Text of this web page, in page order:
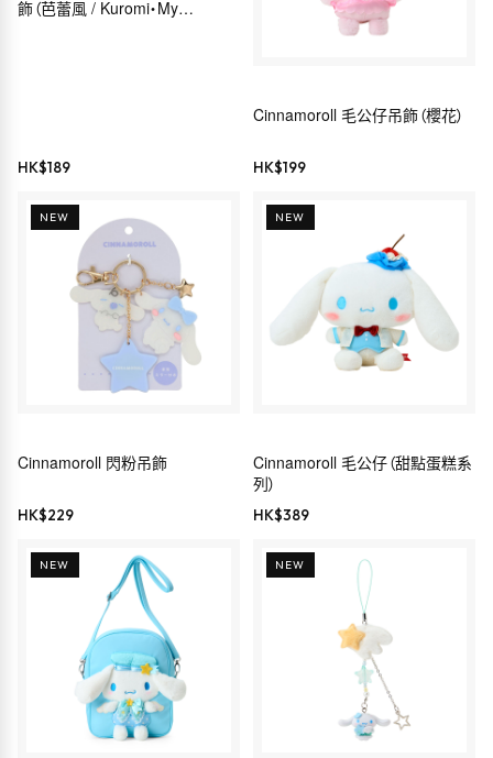
飾（芭蕾風 / Kuromi・My
HK$189
Cinnamoroll 毛公仔吊飾（櫻花）
HK$199
NEW
Cinnamoroll 閃粉吊飾
HK$229
NEW
Cinnamoroll 毛公仔（甜點蛋糕系
列）
HK$389
NEW NEW